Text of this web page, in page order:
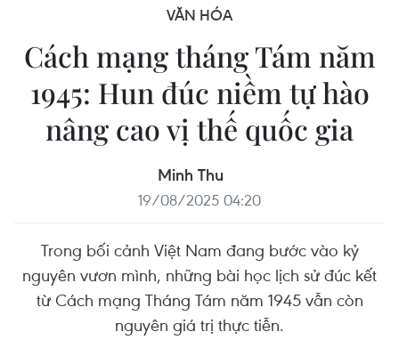
VĂN HÓA
Cách mạng tháng Tám năm
1945: Hun đúc niềm tự hào
nâng cao vị thế quốc gia
Minh Thu
19/08/2025 04:20
Trong bối cảnh Việt Nam đang bước vào kỷ
nguyên vươn mình, những bài học lịch sử đúc kết
từ Cách mạng Tháng Tám năm 1945 vẫn còn
nguyên giá trị thực tiễn.